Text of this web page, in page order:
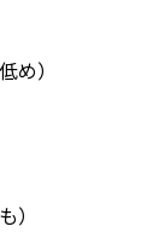
め）
）